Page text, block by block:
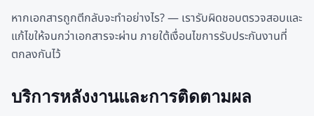
หากเอกสารถูกตีกลับจะทำอย่างไร? — เรารับผิดชอบตรวจสอบและ
แก้ไขให้จนกว่าเอกสารจะผ่าน ภายใต้เงื่อนไขการรับประกันงานที่
ตกลงกันไว้
บริการหลังงานและการติดตามผล